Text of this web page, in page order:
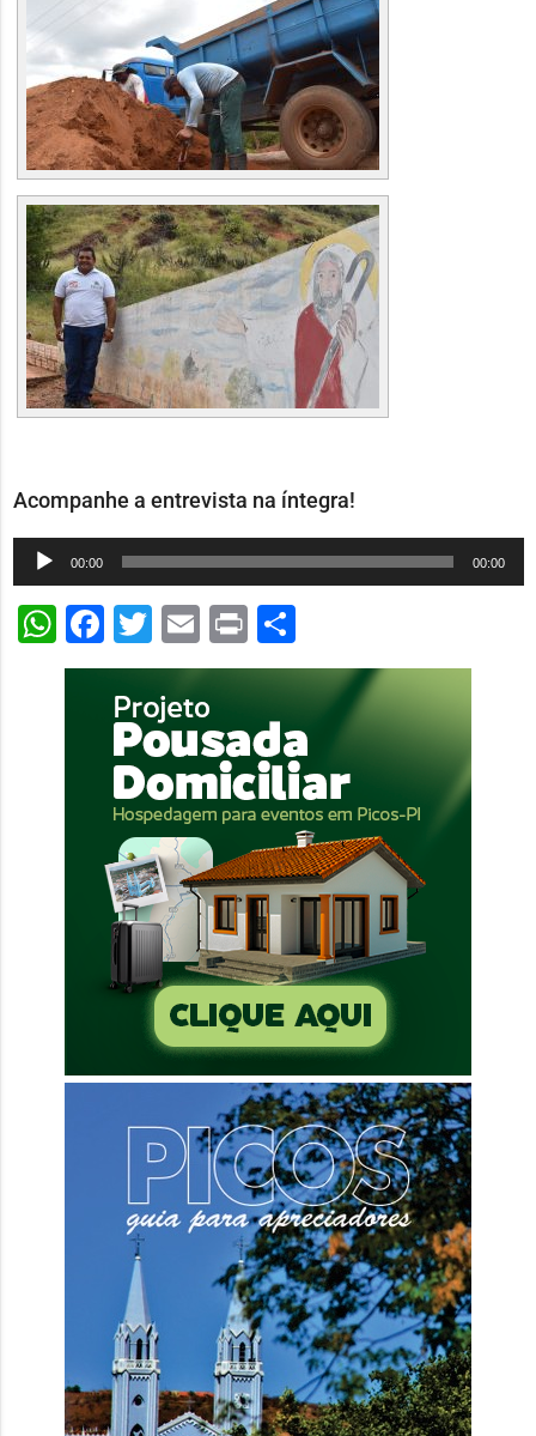
Acompanhe a entrevista na íntegra!
Tocador
de
áudio
00:00 00:00
WhatsApp
Facebook
Twitter
Email
PrintShare